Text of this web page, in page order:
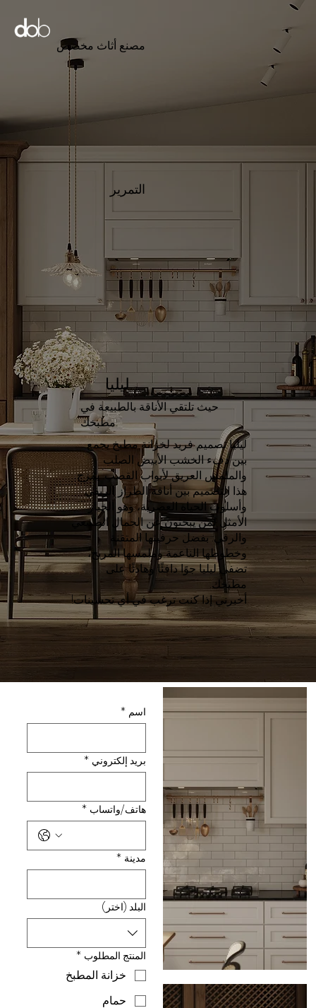
مصنع أثاث مخصص
ليليا
حيث تلتقي الأناقة بالطبيعة في
مطبخك.
ليليا تصميم فريد لخزانة مطبخ يجمع
بين دفء الخشب الأبيض الصلب
والملمس العريق لأبواب القصب. يمزج
هذا التصميم بين أناقة الطراز الريفي
وأسلوب الحياة العصرية، وهو الخيار
الأمثل لمن يبحثون عن الجمال الطبيعي
والرقي. بفضل حرفيتها المتقنة
وخطوطها الناعمة وملمسها المريح،
تضفي ليليا جوًا دافئًا وهادئًا على
مطبخك.
أخبرني إذا كنت ترغب في أي تحسينات!
التمرير
اسم *
بريد إلكتروني *
هاتف/واتساب *
مدينة *
البلد (اختر)
المنتج المطلوب *
خزانة المطبخ
حمام